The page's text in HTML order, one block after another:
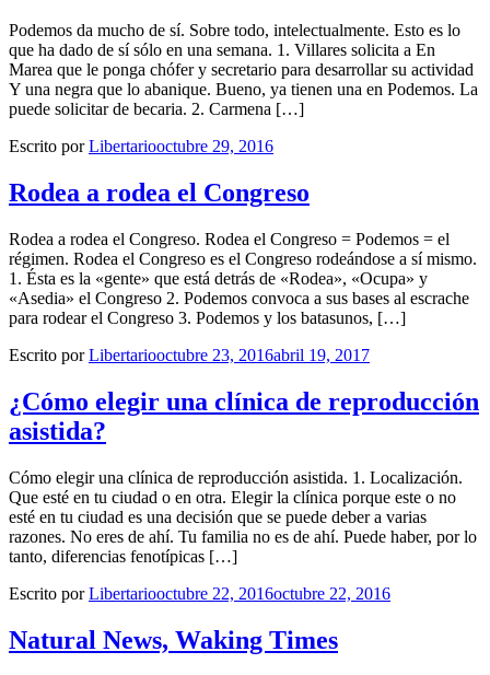
Podemos da mucho de sí. Sobre todo, intelectualmente. Esto es lo
que ha dado de sí sólo en una semana. 1. Villares solicita a En
Marea que le ponga chófer y secretario para desarrollar su actividad
Y una negra que lo abanique. Bueno, ya tienen una en Podemos. La
puede solicitar de becaria. 2. Carmena […]
Escrito porLibertariooctubre 29, 2016
Rodea a rodea el Congreso
Rodea a rodea el Congreso. Rodea el Congreso = Podemos = el
régimen. Rodea el Congreso es el Congreso rodeándose a sí mismo.
1. Ésta es la «gente» que está detrás de «Rodea», «Ocupa» y
«Asedia» el Congreso 2. Podemos convoca a sus bases al escrache
para rodear el Congreso 3. Podemos y los batasunos, […]
Escrito porLibertariooctubre 23, 2016abril 19, 2017
¿Cómo elegir una clínica de reproducción
asistida?
Cómo elegir una clínica de reproducción asistida. 1. Localización.
Que esté en tu ciudad o en otra. Elegir la clínica porque este o no
esté en tu ciudad es una decisión que se puede deber a varias
razones. No eres de ahí. Tu familia no es de ahí. Puede haber, por lo
tanto, diferencias fenotípicas […]
Escrito porLibertariooctubre 22, 2016octubre 22, 2016
Natural News, Waking Times